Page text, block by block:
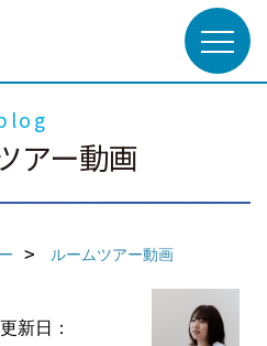
アー動画
ルームツアー動画
更新日：